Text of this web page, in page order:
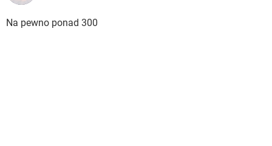
Na pewno ponad 300